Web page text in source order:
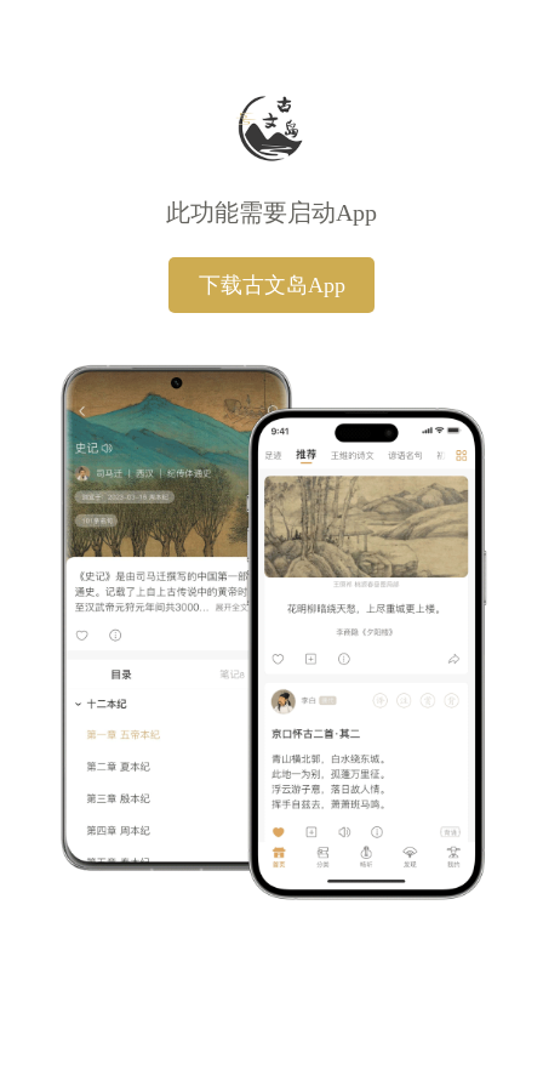
此功能需要启动App
下载古文岛App